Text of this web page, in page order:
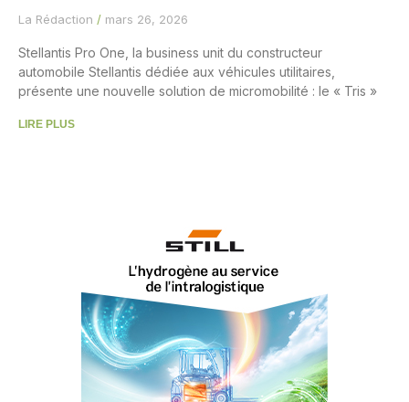
La Rédaction mars 26, 2026
Stellantis Pro One, la business unit du constructeur
automobile Stellantis dédiée aux véhicules utilitaires,
présente une nouvelle solution de micromobilité : le « Tris »
LIRE PLUS